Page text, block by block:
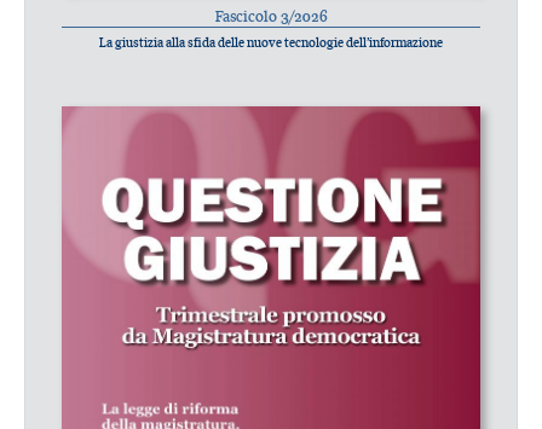
Fascicolo 3/2026
La giustizia alla sfida delle nuove tecnologie dell’informazione